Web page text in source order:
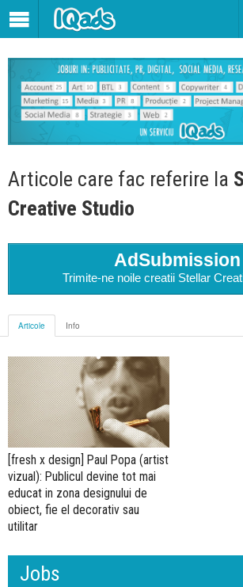
Articole care fac referire la
Creative Studio
AdSubmission
Trimite-ne noile creatii Stellar
Articole Info
[fresh x design] Paul Popa (artist
vizual): Publicul devine tot mai
educat in zona designului de
obiect, fie el decorativ sau
utilitar
Jobs